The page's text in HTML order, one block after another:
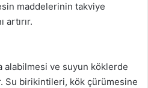
maddelerinin takviye
artırır.
alabilmesi ve suyun köklerde
Su birikintileri, kök çürümesine